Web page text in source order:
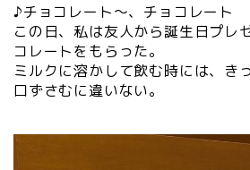
♪チョコレート～、チョコレート
この日、私は友人から誕生日プレ
コレートをもらった。
ミルクに溶かして飲む時には、き
口ずさむに違いない。